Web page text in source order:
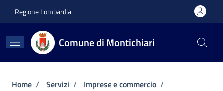
Regione Lombardia
Comune di Montichiari
Briciole di pane
Home / Servizi / Imprese e commercio /